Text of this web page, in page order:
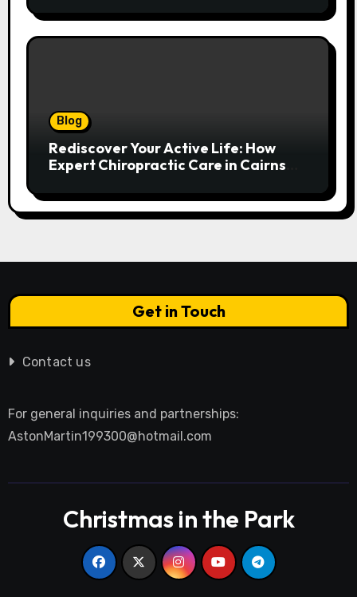
Blog
Rediscover Your Active Life: How
Expert Chiropractic Care in Cairns
Get in Touch
Contact us
For general inquiries and partnerships:
AstonMartin199300@hotmail.com
Christmas in the Park